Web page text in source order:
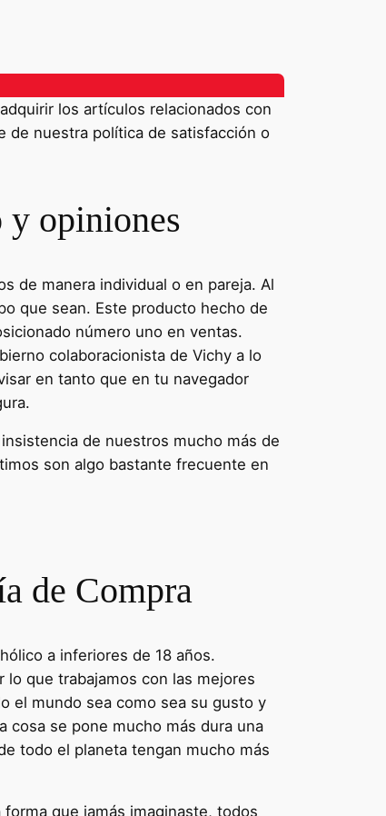
los artículos relacionados con
de nuestra política de satisfacción o
y opiniones
de manera individual o en pareja. Al
que sean. Este producto hecho de
número uno en ventas.
colaboracionista de Vichy a lo
en tanto que en tu navegador
de nuestros mucho más de
son algo bastante frecuente en
de Compra
a inferiores de 18 años.
que trabajamos con las mejores
el mundo sea como sea su gusto y
cosa se pone mucho más dura una
todo el planeta tengan mucho más
que jamás imaginaste, todos